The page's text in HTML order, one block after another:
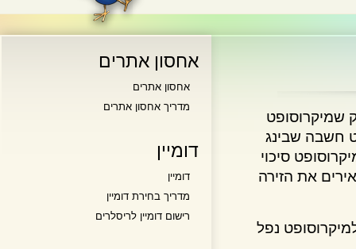
שבינג
סיכוי
את הזירה
נפל
אחסון אתרים
אחסון אתרים
מדריך אחסון אתרים
דומיין
דומיין
מדריך בחירת דומיין
רישום דומיין לריסלרים